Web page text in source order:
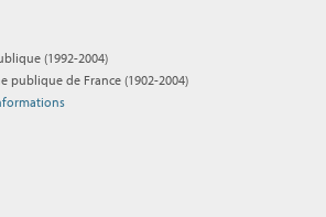
(1992-2004)
publique de France (1902-2004)